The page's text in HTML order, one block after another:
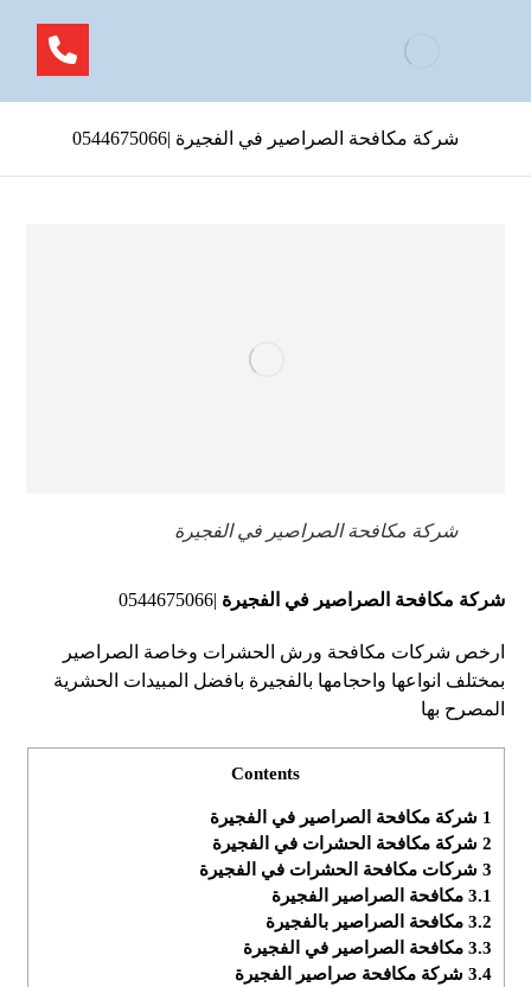
شركة مكافحة الصراصير في الفجيرة |0544675066
شركة مكافحة الصراصير في الفجيرة
شركة مكافحة الصراصير في الفجيرة |0544675066
ارخص شركات مكافحة ورش الحشرات وخاصة الصراصير
بمختلف انواعها واحجامها بالفجيرة بافضل المبيدات الحشرية
المصرح بها
Contents
1 شركة مكافحة الصراصير في الفجيرة
2 شركة مكافحة الحشرات في الفجيرة
3 شركات مكافحة الحشرات في الفجيرة
3.1 مكافحة الصراصير الفجيرة
3.2 مكافحة الصراصير بالفجيرة
3.3 مكافحة الصراصير في الفجيرة
3.4 شركة مكافحة صراصير الفجيرة